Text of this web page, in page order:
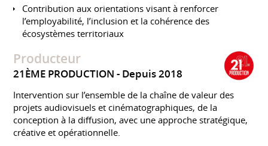
Contribution aux orientations visant à renforcer
l’employabilité, l’inclusion et la cohérence des
écosystèmes territoriaux
Producteur
21ÈME PRODUCTION Depuis 2018
Intervention sur l’ensemble de la chaîne de valeur des
projets audiovisuels et cinématographiques, de la
conception à la diffusion, avec une approche stratégique,
créative et opérationnelle.